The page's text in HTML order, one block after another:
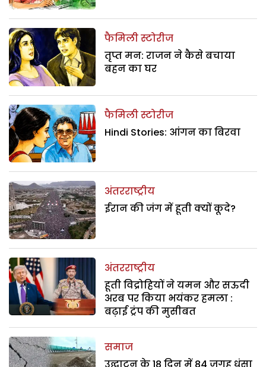
फैमिली स्टोरीज
तृप्त मन: राजन ने कैसे बचाया
बहन का घर
फैमिली स्टोरीज
Hindi Stories: आंगन का बिरवा
अंतरराष्ट्रीय
ईरान की जंग में हूती क्यों कूदे?
अंतरराष्ट्रीय
हूती विद्रोहियों ने यमन और सऊदी
अरब पर किया भयंकर हमला :
बढ़ाई ट्रंप की मुसीबत
समाज
उद्घाटन के 18 दिन में 84 जगह धंसा